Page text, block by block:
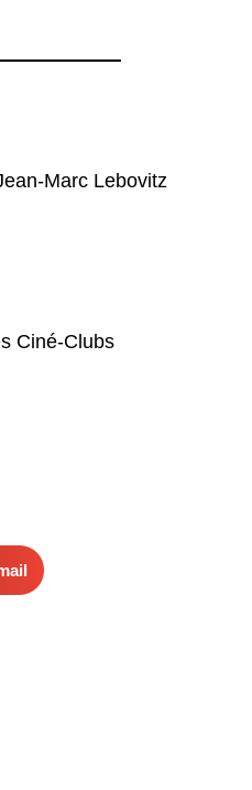
Marc Lebovitz
Ciné-Clubs